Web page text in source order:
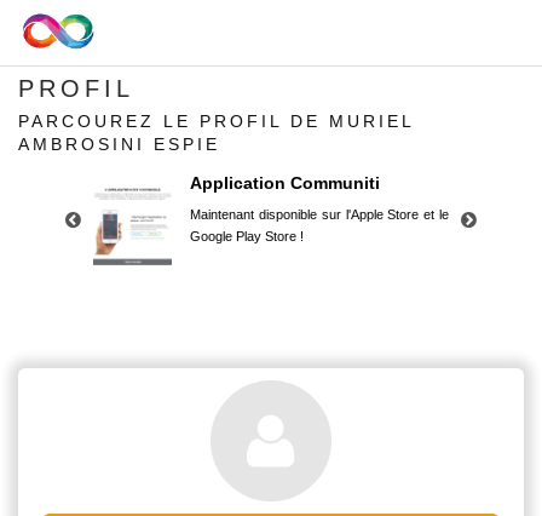
PROFIL
PARCOUREZ LE PROFIL DE MURIEL
AMBROSINI ESPIE
Application Communiti
Maintenant disponible sur l'Apple Store et le
Google Play Store !
Google Play Store !